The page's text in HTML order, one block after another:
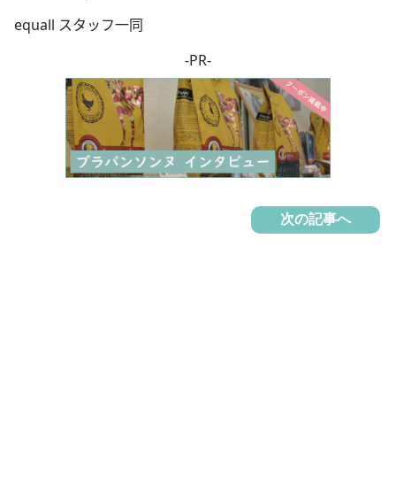
equall スタッフ一同
-PR-
次の記事へ